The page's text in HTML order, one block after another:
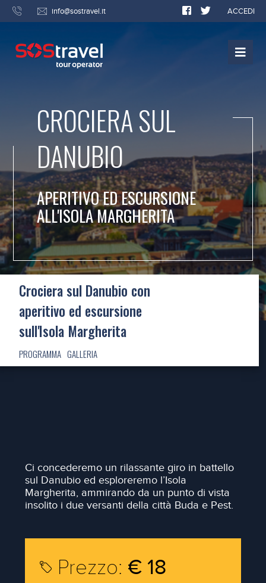
info@sostravel.it ACCEDI
CROCIERA SUL
DANUBIO
APERITIVO ED ESCURSIONE
ALL'ISOLA MARGHERITA
Crociera sul Danubio con
aperitivo ed escursione
sull'Isola Margherita
PROGRAMMA GALLERIA
Ci concederemo un rilassante giro in battello
sul Danubio ed esploreremo l’Isola
Margherita, ammirando da un punto di vista
insolito i due versanti della città Buda e Pest.
Prezzo: € 18